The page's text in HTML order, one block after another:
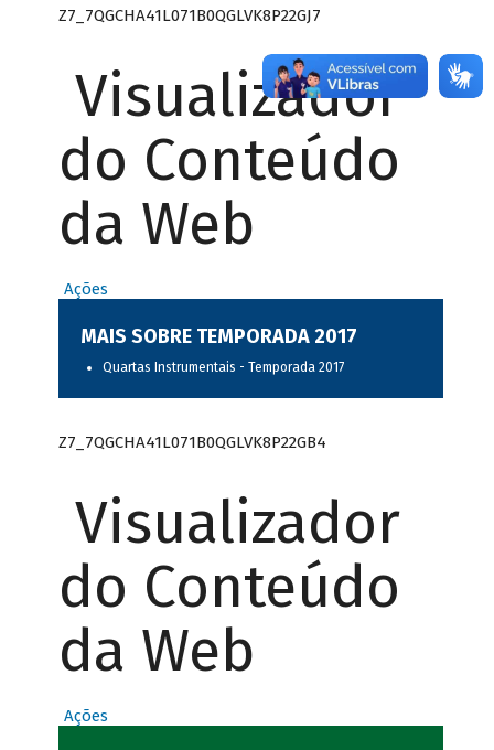
Z7_7QGCHA41L071B0QGLVK8P22GJ7
Visualizador
do Conteúdo
da Web
Ações
MAIS SOBRE TEMPORADA 2017
Quartas Instrumentais - Temporada 2017
Z7_7QGCHA41L071B0QGLVK8P22GB4
Visualizador
do Conteúdo
da Web
Ações